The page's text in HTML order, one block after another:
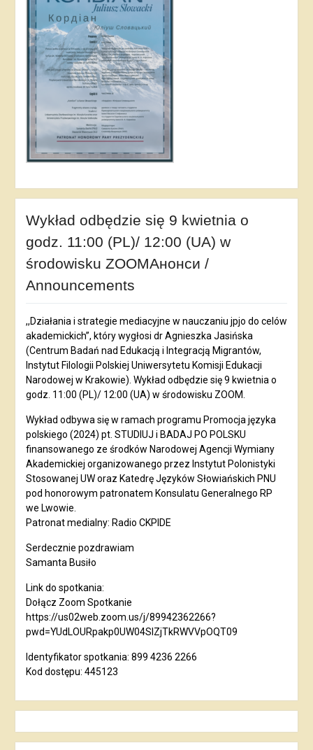
Wykład odbędzie się 9 kwietnia o
godz. 11:00 (PL)/ 12:00 (UA) w
środowisku ZOOMАнонси /
Announcements
,,Działania i strategie mediacyjne w nauczaniu jpjo do celów
akademickich”, który wygłosi dr Agnieszka Jasińska
(Centrum Badań nad Edukacją i Integracją Migrantów,
Instytut Filologii Polskiej Uniwersytetu Komisji Edukacji
Narodowej w Krakowie). Wykład odbędzie się 9 kwietnia o
godz. 11:00 (PL)/ 12:00 (UA) w środowisku ZOOM.
Wykład odbywa się w ramach programu Promocja języka
polskiego (2024) pt. STUDIUJ i BADAJ PO POLSKU
finansowanego ze środków Narodowej Agencji Wymiany
Akademickiej organizowanego przez Instytut Polonistyki
Stosowanej UW oraz Katedrę Języków Słowiańskich PNU
pod honorowym patronatem Konsulatu Generalnego RP
we Lwowie.
Patronat medialny: Radio CKPIDE
Serdecznie pozdrawiam
Samanta Busiło
Link do spotkania:
Dołącz Zoom Spotkanie
https://us02web.zoom.us/j/89942362266?
pwd=YUdLOURpakp0UW04SlZjTkRWVVpOQT09
Identyfikator spotkania: 899 4236 2266
Kod dostępu: 445123